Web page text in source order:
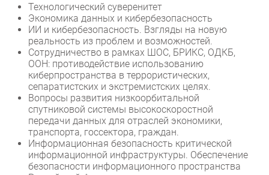
Кадры
Регулирование
Финансы
Web
Безопасность
Инновации
CIO/Управление ИТ
Гаджеты
Здоровье
Технологический суверенитет
Экономика данных и кибербезопасность
ИИ и кибербезопасность. Взгляды на новую
реальность из проблем и возможностей.
Сотрудничество в рамках ШОС, БРИКС, ОДКБ,
ООН: противодействие использованию
киберпространства в террористических,
сепаратистских и экстремистских целях.
Вопросы развития низкоорбитальной
спутниковой системы высокоскоростной
передачи данных для отраслей экономики,
транспорта, госсектора, граждан.
Информационная безопасность критической
информационной инфраструктуры. Обеспечение
безопасности информационного пространства